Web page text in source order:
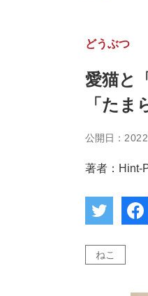
どうぶつ
愛猫と
「たま
公開日：
著者：Hint-
ねこ